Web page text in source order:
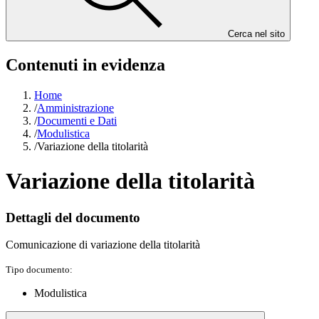
Cerca nel sito
Contenuti in evidenza
Home
/Amministrazione
/Documenti e Dati
/Modulistica
/Variazione della titolarità
Variazione della titolarità
Dettagli del documento
Comunicazione di variazione della titolarità
Tipo documento:
Modulistica